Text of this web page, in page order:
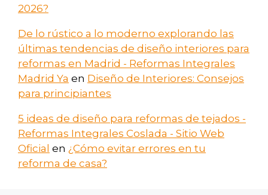
2026?
De lo rústico a lo moderno explorando las
últimas tendencias de diseño interiores para
reformas en Madrid - Reformas Integrales
Madrid Ya en Diseño de Interiores: Consejos
para principiantes
5 ideas de diseño para reformas de tejados -
Reformas Integrales Coslada - Sitio Web
Oficial en ¿Cómo evitar errores en tu
reforma de casa?